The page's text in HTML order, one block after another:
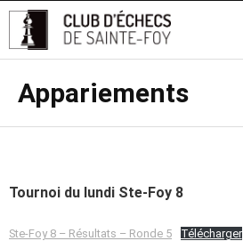
Appariements
Tournoi du lundi Ste-Foy 8
Ste-Foy 8 – Résultats – Ronde 5 Télécharger